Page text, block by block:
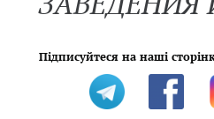
Підписуйтеся на наші